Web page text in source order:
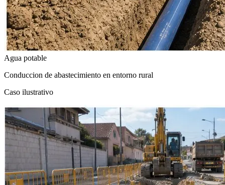
Agua potable
Conduccion de abastecimiento en entorno rural
Caso ilustrativo